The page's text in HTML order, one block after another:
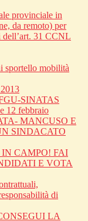
provinciale in
da remoto) per
dell’art. 31 CCNL
sportello mobilità
SINATAS
12 febbraio
MANCUSO E
SINDACATO
IN CAMPO! FAI
E VOTA
di
LA